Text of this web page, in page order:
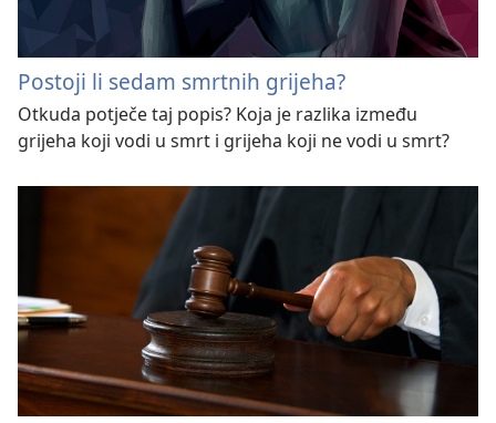
Postoji li sedam smrtnih grijeha?
Otkuda potječe taj popis? Koja je razlika između
grijeha koji vodi u smrt i grijeha koji ne vodi u smrt?